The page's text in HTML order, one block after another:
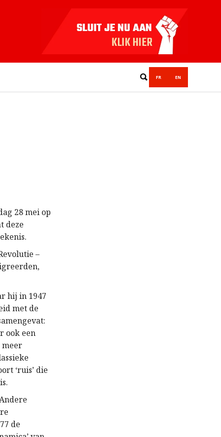
FR EN
28 mei op
deze
–
hij in 1947
met de
ook een
meer
‘ruis’ die
de